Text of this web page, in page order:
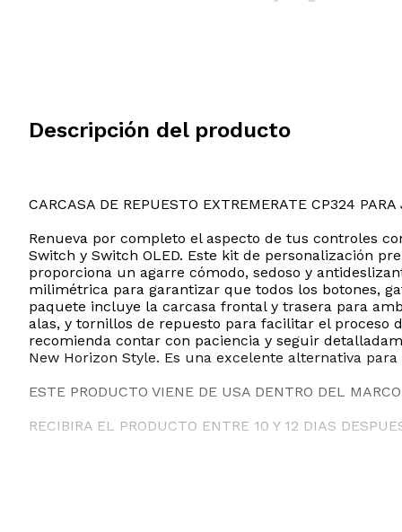
Descripción del producto
CARCASA DE REPUESTO EXTREMERATE CP324 PARA
Renueva por completo el aspecto de tus controles
Switch y Switch OLED. Este kit de personalización
proporciona un agarre cómodo, sedoso y
milimétrica para garantizar que todos los botones,
paquete incluye la carcasa frontal y trasera para
alas, y tornillos de repuesto para facilitar el proceso
recomienda contar con paciencia y seguir
New Horizon Style. Es una excelente alternativa
ESTE PRODUCTO VIENE DE USA DENTRO DEL
RECIBIRA EL PRODUCTO ENTRE 10 Y 12 DIAS